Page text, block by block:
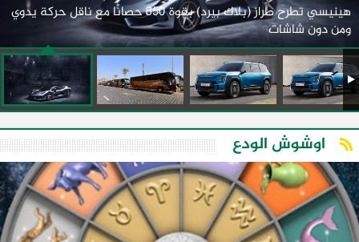
هينيسي تطرح طراز (بلاك بيرد) بقوة 850 حصانًا مع ناقل حركة يدوي
ومن دون شاشات
اوشوش الودع